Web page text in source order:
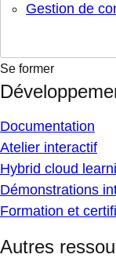
Gestion de
Se former
Documentation
Atelier interactif
Hybrid cloud
Démonstrations
Formation et
Autres